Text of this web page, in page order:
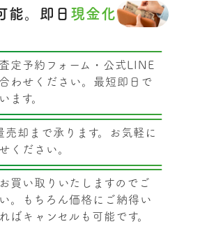
能。即日 現金化
定予約フォーム・公式LINE
わせください。最短即日で
ます。
売却まで承ります。お気軽に
ください。
買い取りいたしますのでご
。もちろん価格にご納得い
ばキャンセルも可能です。